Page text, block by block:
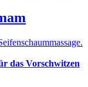
das Vorschwitzen